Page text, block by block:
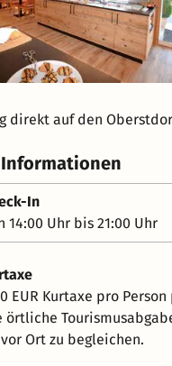
direkt auf den
In
14:00 Uhr bis 21:00 Uhr
EUR Kurtaxe pro
örtliche
Ort zu begleichen.